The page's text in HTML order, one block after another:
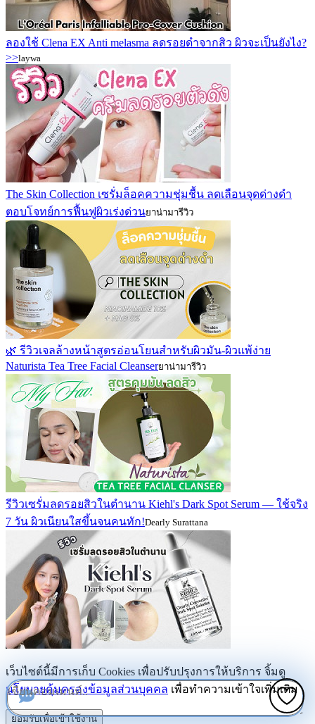
ลองใช้ Clena EX Anti melasma ลดรอยดำจากสิว ผิวจะเป็นยังไง?
>>laywa
The Skin Collection เซรั่มล็อคความชุ่มชื้น ลดเลือนจุดด่างดำ
ตอบโจทย์การฟื้นฟูผิวเร่งด่วนยาน่ามารีวิว
🌿 รีวิวเจลล้างหน้าสูตรอ่อนโยนสำหรับผิวมัน-ผิวแพ้ง่าย
Naturista Tea Tree Facial Cleanserยาน่ามารีวิว
รีวิวเซรั่มลดรอยสิวในตำนาน Kiehl's Dark Spot Serum — ใช้จริง
7 วัน ผิวเนียนใสขึ้นจนคนทัก!Dearly Surattana
เว็บไซต์นี้มีการเก็บ Cookies เพื่อปรับปรุงการให้บริการ จิ้มดู
นโยบายคุ้มครองข้อมูลส่วนบุคคล เพื่อทำความเข้าใจเพิ่มเติม
ยอมรับเพื่อเข้าใช้งาน